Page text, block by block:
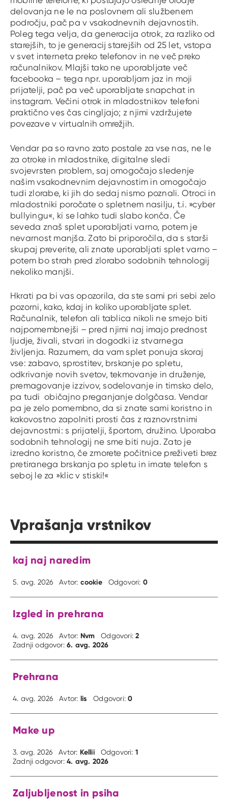
delovanja ne le na poslovnem ali službenem
področju, pač pa v vsakodnevnih dejavnostih.
Poleg tega velja, da generacija otrok, za razliko od
starejših, to je generacij starejših od 25 let, vstopa
v svet interneta preko telefonov in ne več preko
računalnikov. Mlajši tako ne uporabljate več
facebooka – tega npr. uporabljam jaz in moji
prijatelji, pač pa več uporabljate snapchat in
instagram. Večini otrok in mladostnikov telefoni
praktično ves čas cingljajo; z njimi vzdržujete
povezave v virtualnih omrežjih.
Vendar pa so ravno zato postale za vse nas, ne le
za otroke in mladostnike, digitalne sledi
svojevrsten problem, saj omogočajo sledenje
našim vsakodnevnim dejavnostim in omogočajo
tudi zlorabe, ki jih do sedaj nismo poznali. Otroci in
mladostniki poročate o spletnem nasilju, t.i. »cyber
bullyingu«, ki se lahko tudi slabo konča. Če
seveda znaš splet uporabljati varno, potem je
nevarnost manjša. Zato bi priporočila, da s starši
skupaj preverite, ali znate uporabljati splet varno –
potem bo strah pred zlorabo sodobnih tehnologij
nekoliko manjši.
Hkrati pa bi vas opozorila, da ste sami pri sebi zelo
pozorni, kako, kdaj in koliko uporabljate splet.
Računalnik, telefon ali tablica nikoli ne smejo biti
najpomembnejši – pred njimi naj imajo prednost
ljudje, živali, stvari in dogodki iz stvarnega
življenja. Razumem, da vam splet ponuja skoraj
vse: zabavo, sprostitev, brskanje po spletu,
odkrivanje novih svetov, tekmovanje in druženje,
premagovanje izzivov, sodelovanje in timsko delo,
pa tudi običajno preganjanje dolgčasa. Vendar
pa je zelo pomembno, da si znate sami koristno in
kakovostno zapolniti prosti čas z raznovrstnimi
dejavnostmi: s prijatelji, športom, družino. Uporaba
sodobnih tehnologij ne sme biti nuja. Zato je
izredno koristno, če zmorete počitnice preživeti brez
pretiranega brskanja po spletu in imate telefon s
seboj le za »klic v stiski!«
Vprašanja vrstnikov
kaj naj naredim
5. avg. 2026 Avtor: cookie Odgovori: 0
Izgled in prehrana
4. avg. 2026 Avtor: Nvm Odgovori:2
Zadnji odgovor:6. avg. 2026
Prehrana
4. avg. 2026 Avtor: lis Odgovori:0
Make up
3. avg. 2026 Avtor: Kellii Odgovori: 1
Zadnji odgovor:4. avg. 2026
Zaljubljenost in psiha